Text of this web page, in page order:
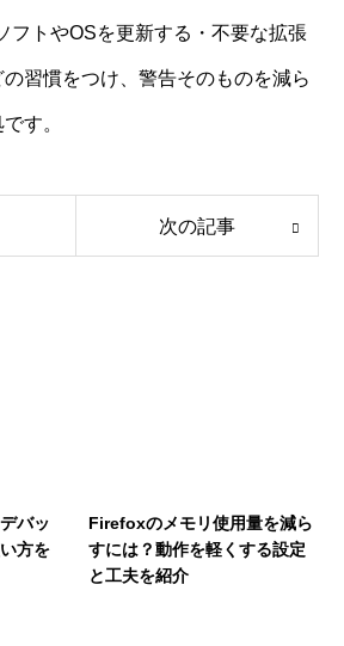
フトやOSを更新する・不要な拡張
習慣をつけ、警告そのものを減ら
す。
次の記事
バッ
方を
Firefoxのメモリ使用量を減ら
すには？動作を軽くする設定
と工夫を紹介